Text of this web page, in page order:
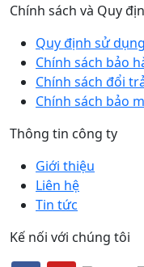
Chính sách và Quy
Quy định sử dụng
Chính sách bảo
Chính sách đổi
Chính sách bảo
Thông tin công ty
Giới thiệu
Liên hệ
Tin tức
Kế nối với chúng tôi